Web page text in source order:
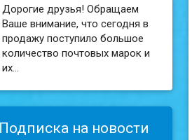
Дорогие друзья! Обращаем
Ваше внимание, что сегодня в
продажу поступило большое
количество почтовых марок и
их...
Подписка на новости